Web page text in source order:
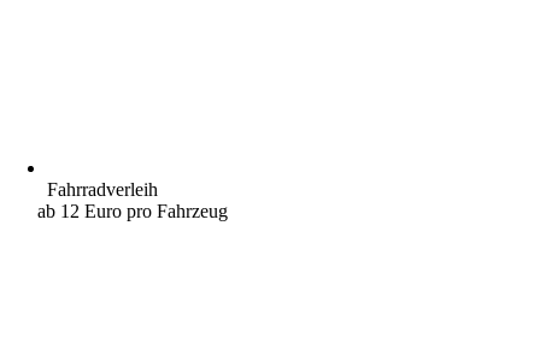
Fahrradverleih
ab 12 Euro pro Fahrzeug